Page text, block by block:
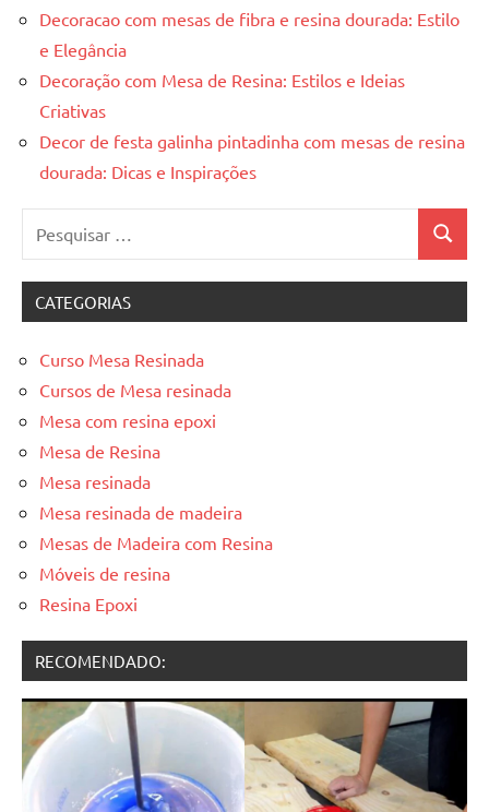
Decoracao com mesas de fibra e resina dourada: Estilo
e Elegância
Decoração com Mesa de Resina: Estilos e Ideias
Criativas
Decor de festa galinha pintadinha com mesas de resina
dourada: Dicas e Inspirações
CATEGORIAS
Curso Mesa Resinada
Cursos de Mesa resinada
Mesa com resina epoxi
Mesa de Resina
Mesa resinada
Mesa resinada de madeira
Mesas de Madeira com Resina
Móveis de resina
Resina Epoxi
RECOMENDADO: